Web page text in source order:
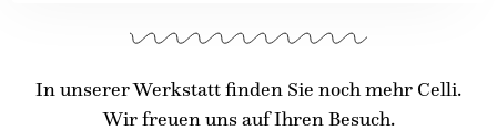
In unserer Werkstatt finden Sie noch mehr Celli.
Wir freuen uns auf Ihren Besuch.